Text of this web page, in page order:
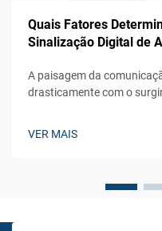
Quais Fatores
Sinalização Digital de
A paisagem da
drasticamente com o
VER MAIS